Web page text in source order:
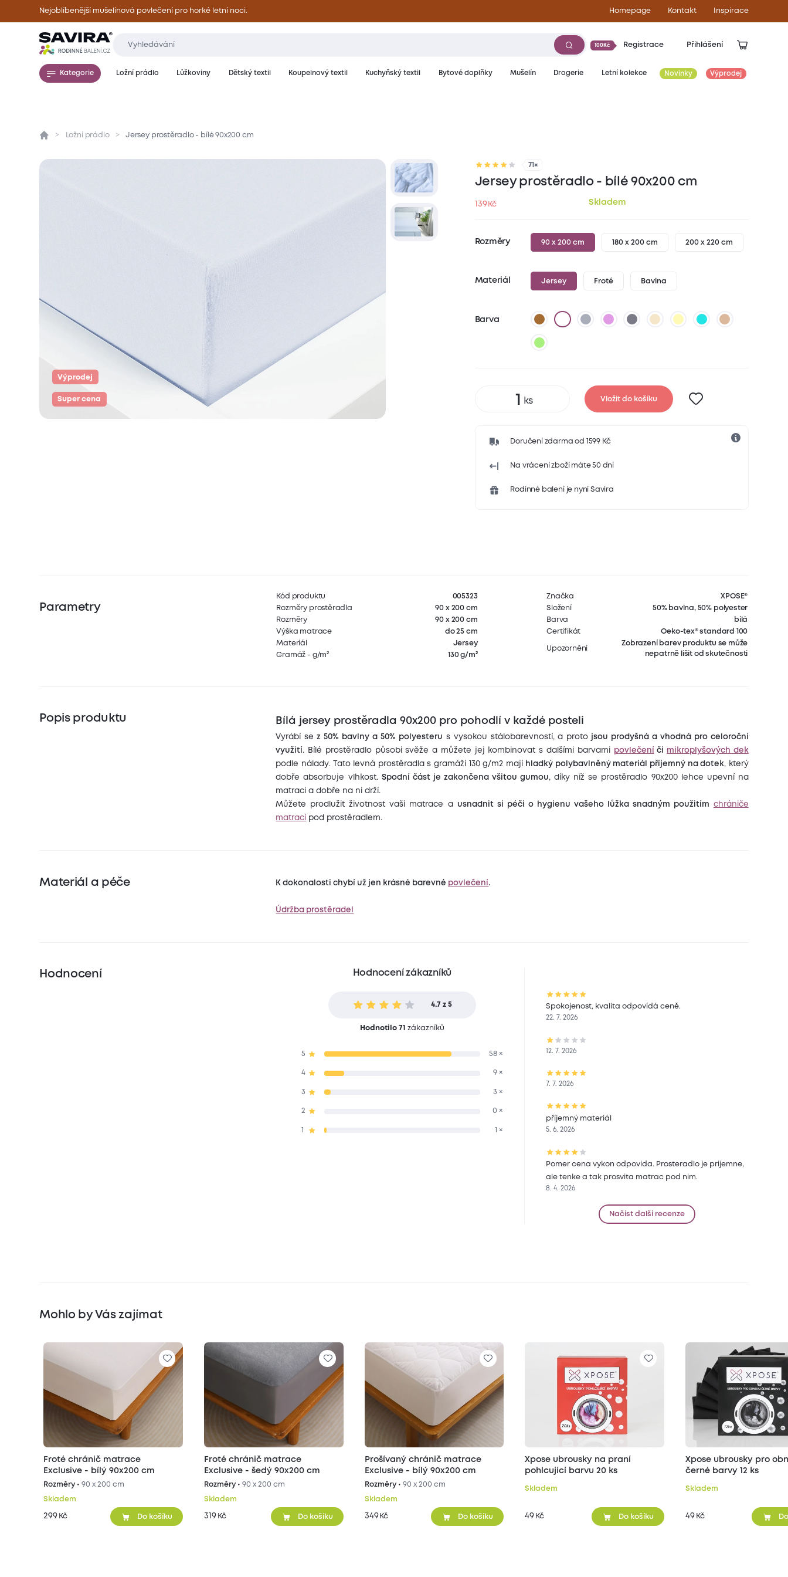
Nejoblíbenější mušelínová povlečení pro horké letní noci. Homepage Kontakt Inspirace
100Kč Registrace Přihlášení
Kategorie Ložní prádlo Lůžkoviny Dětský textil Koupelnový textil Kuchyňský textil Bytové doplňky Mušelín Drogerie Letní kolekce Novinky Výprodej
Přehled Parametry Popis produktu Materiál a péče
Ložní prádlo Jersey prostěradlo - bílé 90x200 cm
71×
Jersey prostěradlo - bílé 90x200 cm
139 Kč Skladem
Rozměry 90 x 200 cm 180 x 200 cm 200 x 220 cm
Materiál Jersey Froté Bavlna
Barva
Vložit do košíku
Doručení zdarma od 1599 Kč
Na vrácení zboží máte 50 dní
Rodinné balení je nyní Savira
Výprodej
Super cena
Parametry
Kód produktu
005323
Rozměry prostěradla
90 x 200 cm
Rozměry
90 x 200 cm
Výška matrace
do 25 cm
Materiál
Jersey
Gramáž - g/m²
130 g/m²
Značka
XPOSE®
Složení
50% bavlna, 50% polyester
Barva
bílá
Certifikát
Oeko-tex® standard 100
Upozornění
Zobrazení barev produktu se může
nepatrně lišit od skutečnosti
Popis produktu Bílá jersey prostěradla 90x200 pro pohodlí v každé posteli
Vyrábí se z 50% bavlny a 50% polyesteru s vysokou stálobarevností, a proto jsou prodyšná a vhodná pro celoroční
využití . Bílé prostěradlo působí svěže a můžete jej kombinovat s dalšími barvami povlečení či
mikroplyšových dek
podle nálady. Tato levná prostěradla s gramáží 130 g/m2 mají
hladký polybavlněný materiál příjemný na dotek, který
dobře absorbuje vlhkost. Spodní část je zakončena všitou gumou, díky níž se prostěradlo 90x200 lehce upevní na
matraci a dobře na ni drží.
Můžete prodlužit životnost vaší matrace a
usnadnit si péči o hygienu vašeho lůžka snadným použitím
chrániče
matrací
pod prostěradlem.
Materiál a péče K dokonalosti chybí už jen krásné barevné povlečení.
Údržba prostěradel
Hodnocení Hodnocení zákazníků
4.7 z 5
Hodnotilo 71 zákazníků
5 58 ×
4 9 ×
3 3 ×
2 0 ×
1 ×
Spokojenost, kvalita odpovídá ceně.
22. 7. 2026
12. 7. 2026
7. 7. 2026
příjemný materiál
5. 6. 2026
Pomer cena vykon odpovida. Prosteradlo je prijemne,
ale tenke a tak prosvita matrac pod nim.
8. 4. 2026
Načíst další recenze
Mohlo by Vás zajímat
Froté chránič matrace
Exclusive - bílý 90x200 cm
Rozměry •90 x 200 cm
Skladem
299 Kč Do košíku
Froté chránič matrace
Exclusive - šedý 90x200 cm
Rozměry • 90 x 200 cm
Skladem
319 Kč Do košíku
Prošívaný chránič matrace
Exclusive - bílý 90x200 cm
Rozměry • 90 x 200 cm
Skladem
349 Kč Do košíku
Xpose ubrousky na praní
pohlcující barvu 20 ks
Skladem
49 Kč Do košíku
Xpose ubrousky pro
černé barvy 12 ks
Skladem
49 Kč